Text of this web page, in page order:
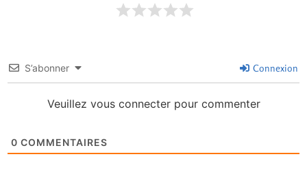
S’abonner Connexion
Veuillez vous connecter pour commenter
0 COMMENTAIRES